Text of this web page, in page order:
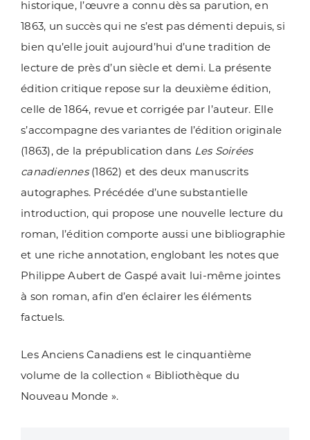
historique, l’œuvre a connu dès sa parution, en
1863, un succès qui ne s’est pas démenti depuis, si
bien qu’elle jouit aujourd’hui d’une tradition de
lecture de près d’un siècle et demi. La présente
édition critique repose sur la deuxième édition,
celle de 1864, revue et corrigée par l’auteur. Elle
s’accompagne des variantes de l’édition originale
(1863), de la prépublication dans Les Soirées
canadiennes(1862) et des deux manuscrits
autographes. Précédée d’une substantielle
introduction, qui propose une nouvelle lecture du
roman, l’édition comporte aussi une bibliographie
et une riche annotation, englobant les notes que
Philippe Aubert de Gaspé avait lui-même jointes
à son roman, afin d’en éclairer les éléments
factuels.
Les Anciens Canadiens est le cinquantième
volume de la collection « Bibliothèque du
Nouveau Monde ».